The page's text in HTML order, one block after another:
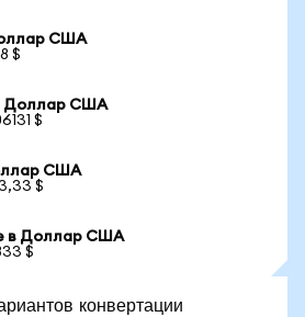
США
$
Доллар США
$
США
$
в Доллар США
$
конвертации